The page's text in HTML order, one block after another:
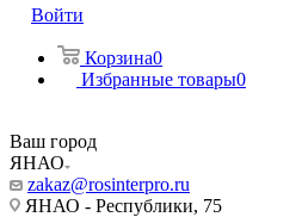
Войти
Корзина0
Избранные товары0
Ваш город
ЯНАО
zakaz@rosinterpro.ru
ЯНАО - Республики, 75